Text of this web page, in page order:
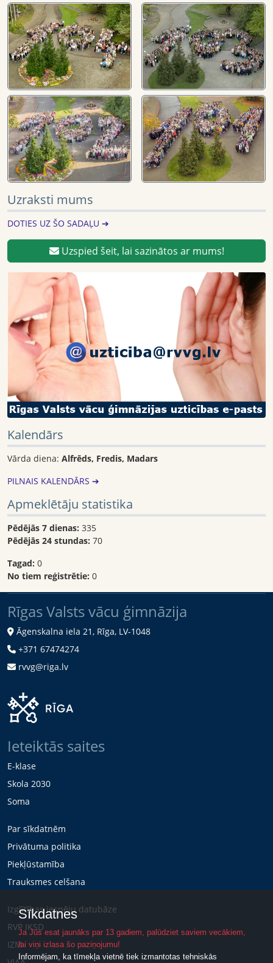
Uzraksti mums
DOTIES UZ ŠO SADAĻU ➔
Uzspied šeit, lai sazinātos ar mums!
Kalendārs
Vārda diena: Alfrēds, Fredis, Madars
PILNAIS KALENDĀRS ➔
Apmeklētāju statistika
Pēdējās 7 dienas: 335
Pēdējās 24 stundas: 70
Tagad: 0
No tiem reģistrētie: 0
Rīgas Valsts vācu ģimnāzija
Āgenskalna iela 21, Rīga, LV-1048
+371 67474274
rvvg@riga.lv
Ieteiktās saites
E-klase
Skola 2030
Soma
Par sīkdatnēm
Privātuma politika
Piekļūstamība
Trauksmes celšana
Izglītības iespēju datubāze
RVP IKSD
IZM
Sīkdatnes
Ja Jūs esat jaunāks par 13 gadiem, palūdziet saviem vecākiem,
lai viņi izlasa šo paziņojumu!
Informējam, ka tīmekļa vietnē tiek izmantotas tehniskās